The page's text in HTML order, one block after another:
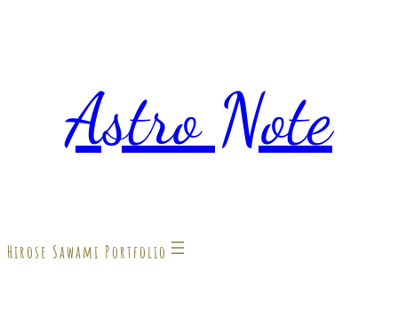
Astro Note
Hirose Sawami Portfolio